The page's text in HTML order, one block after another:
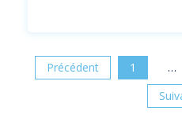
Précédent 1 …